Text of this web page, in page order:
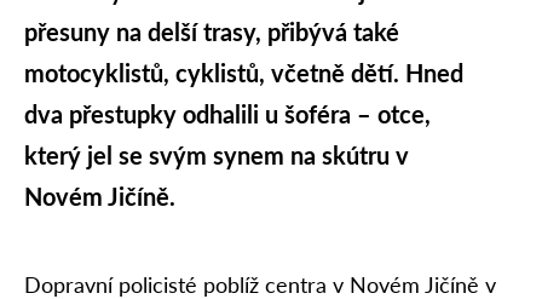
přesuny na delší trasy, přibývá také
motocyklistů, cyklistů, včetně dětí. Hned
dva přestupky odhalili u šoféra – otce,
který jel se svým synem na skútru v
Novém Jičíně.
Dopravní policisté poblíž centra v Novém Jičíně v